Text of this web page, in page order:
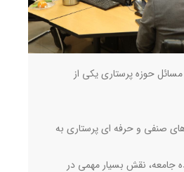
حوزه پرستاری یکی از
صنفی و حرفه ای پرستاری به
جامعه، نقش بسیار مهمی در